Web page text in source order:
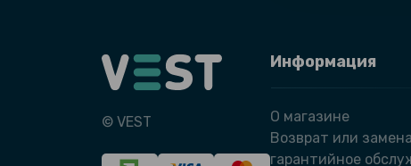
© VEST
Информация
О магазине
Возврат или
гарантийное